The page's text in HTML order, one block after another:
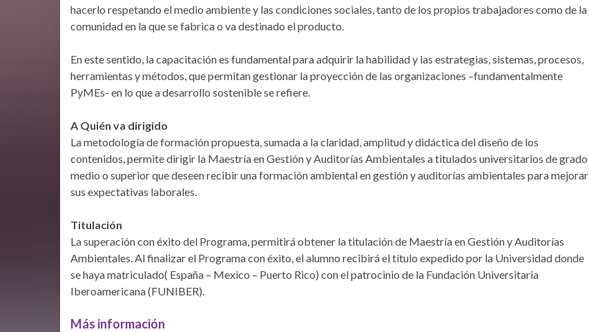
hacerlo respetando el medio ambiente y las condiciones sociales, tanto de los propios trabajadores como de la
comunidad en la que se fabrica o va destinado el producto.
En este sentido, la capacitación es fundamental para adquirir la habilidad y las estrategias, sistemas, procesos,
herramientas y métodos, que permitan gestionar la proyección de las organizaciones –fundamentalmente
PyMEs- en lo que a desarrollo sostenible se refiere.
A Quién va dirigido
La metodología de formación propuesta, sumada a la claridad, amplitud y didáctica del diseño de los
contenidos, permite dirigir la Maestría en Gestión y Auditorías Ambientales a titulados universitarios de grado
medio o superior que deseen recibir una formación ambiental en gestión y auditorías ambientales para mejorar
sus expectativas laborales.
Titulación
La superación con éxito del Programa, permitirá obtener la titulación de Maestría en Gestión y Auditorías
Ambientales. Al finalizar el Programa con éxito, el alumno recibirá el título expedido por la Universidad donde
se haya matriculado( España – Mexico – Puerto Rico) con el patrocinio de la Fundación Universitaria
Iberoamericana (FUNIBER).
Más información